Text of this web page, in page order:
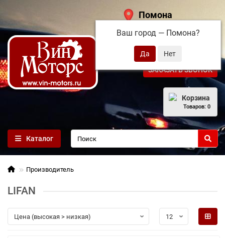
Помона
Ваш город — Помона?
+7 (495) 108-68-71
ЗАКАЗАТЬ ЗВОНОК
Корзина
Товаров: 0
Каталог
Производитель
LIFAN